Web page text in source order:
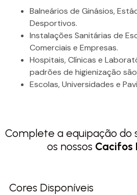
Balneários de Ginásios,
Desportivos.
Instalações Sanitárias de
Comerciais e Empresas.
Hospitais, Clínicas e
padrões de higienização
Escolas, Universidades e
Complete a equipação do
os nossos Cacifos
Cores Disponíveis